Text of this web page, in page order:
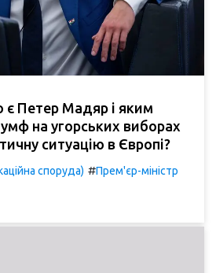
є Петер Мадяр і яким
на угорських виборах
ситуацію в Європі?
споруда) #Прем'єр-міністр